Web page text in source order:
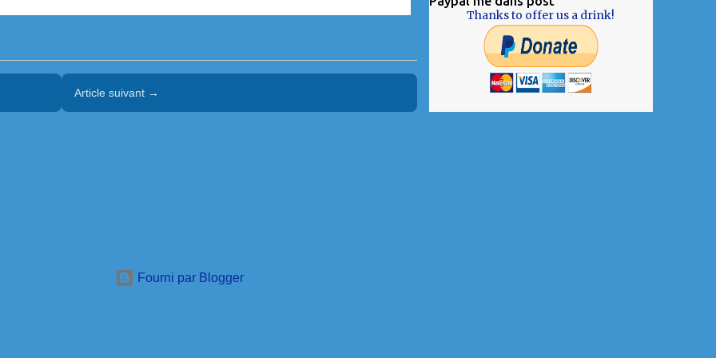
Article suivant →
Thanks to offer us a drink!
Fourni par Blogger